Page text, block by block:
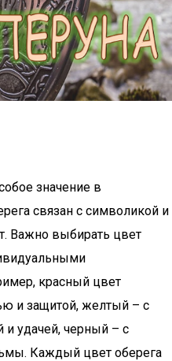
значение в
связан с символикой и
Важно выбирать цвет
красный цвет
и защитой, желтый – с
и удачей, черный – с
Каждый цвет оберега